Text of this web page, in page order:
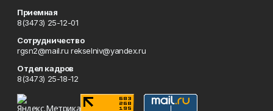
Приемная
8(3473) 25-12-01
Сотрудничество
rgsn2@mail.ru rekselniv@yandex.ru
Отдел кадров
8(3473) 25-18-12